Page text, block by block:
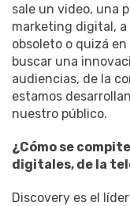
sale un video, una
marketing digital, a
obsoleto o quizá
buscar una
audiencias, de la
estamos
nuestro público.
¿Cómo se
digitales, de la
Discovery es el